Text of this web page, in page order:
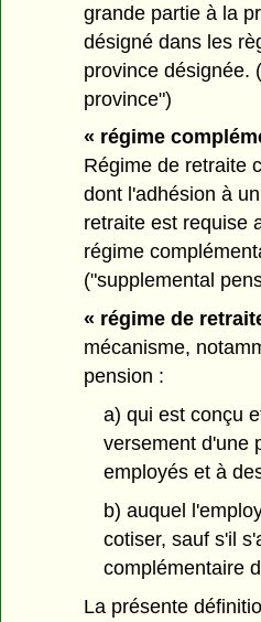
grande partie à la
désigné dans les
province désignée.
province")
« régime
Régime de retraite
dont l'adhésion à
retraite est requise
régime
("supplemental
« régime de
mécanisme,
pension :
a) qui est conçu
versement d'une
employés et à
b) auquel
cotiser, sauf s'il
complémentaire
La présente